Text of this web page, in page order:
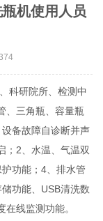
机使用人员
科研院所、检测中
、三角瓶、容量瓶
备故障自诊断并声
；2、水温、气温双
功能；4、排水管
功能、USB清洗数
线监测功能。